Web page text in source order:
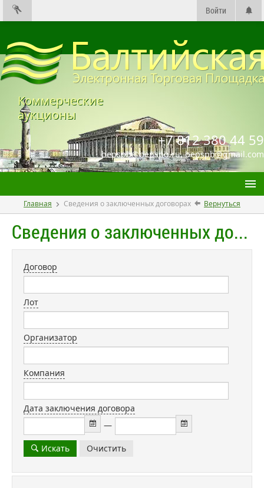
Войти
Коммерческие
аукционы
+7 812 380 44 59
bepspb@bepspb.ru, bepspb@gmail.com
Торги
Договоры
Регламент
Вопросы-ответы
Контакты
Вернуться
Главная Сведения о заключенных договорах
Сведения о заключенных договорах
Договор
Лот
Организатор
Компания
Дата заключения договора
—
Искать Очистить